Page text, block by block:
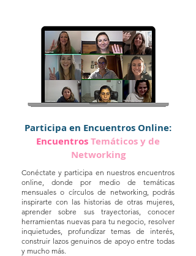
Participa en Encuentros Online:
EncuentrosTemáticosy de
Networking
Conéctate y participa en nuestros encuentros
online, donde por medio de temáticas
mensuales o círculos de networking, podrás
inspirarte con las historias de otras mujeres,
aprender sobre sus trayectorias, conocer
herramientas nuevas para tu negocio, resolver
inquietudes, profundizar temas de interés,
construir lazos genuinos de apoyo entre todas
y mucho más.